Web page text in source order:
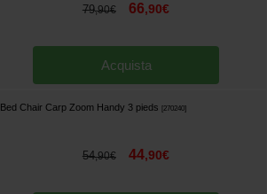
79,90€ 66,90€
Acquista
Bed Chair Carp Zoom Handy 3 pieds 270240]
54,90€ 44,90€